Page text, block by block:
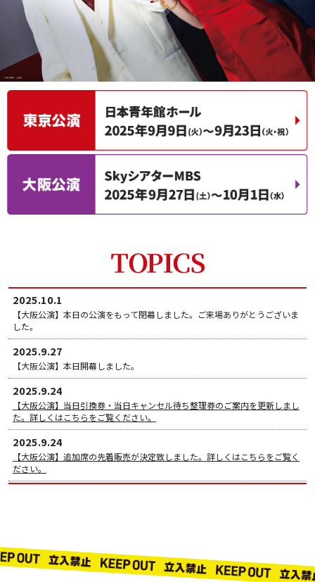
2025.10.1
【大阪公演】本日の公演をもって閉幕しました。ご来場ありがとうございま
した。
2025.9.27
【大阪公演】本日開幕しました。
2025.9.24
【大阪公演】当日引換券・当日キャンセル待ち整理券のご案内を更新しまし
た。詳しくはこちらをご覧ください。
2025.9.24
【大阪公演】追加席の先着販売が決定致しました。詳しくはこちらをご覧く
ださい。
2025.9.9
【東京公演】本日開幕しました。
東京公演は2025年9月9日(火) ～ 9月23日(火・祝)の期間、日本青年館ホール